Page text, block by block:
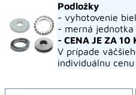
Podložky
- vyhotovenie
- merná jednotka
- CENA JE ZA 10
V prípade
individuálnu